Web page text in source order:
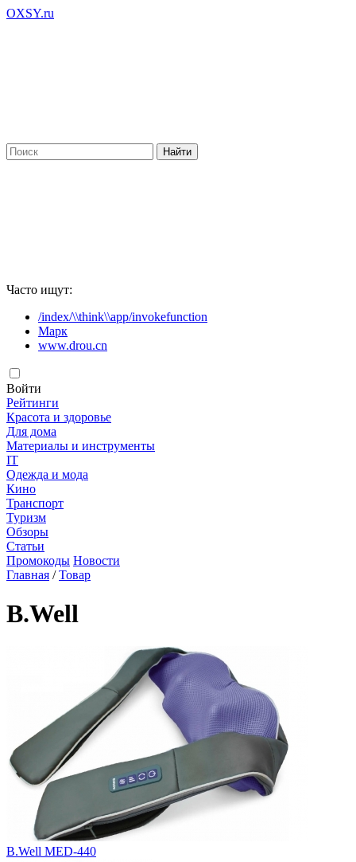
OXSY.ru
Часто ищут:
/index/\\think\\app/invokefunction
Марк
www.drou.cn
Войти
Рейтинги
Красота и здоровье
Для дома
Материалы и инструменты
IT
Одежда и мода
Кино
Транспорт
Туризм
Обзоры
Статьи
Промокоды Новости
Главная /Товар
B.Well
B.Well MED-440